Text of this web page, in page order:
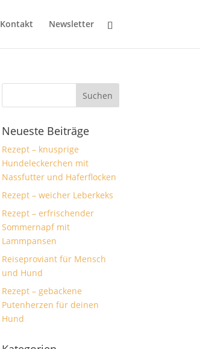
Kontakt Newsletter
Neueste Beiträge
Rezept – knusprige
Hundeleckerchen mit
Nassfutter und Haferflocken
Rezept – weicher Leberkeks
Rezept – erfrischender
Sommernapf mit
Lammpansen
Reiseproviant für Mensch
und Hund
Rezept – gebackene
Putenherzen für deinen
Hund